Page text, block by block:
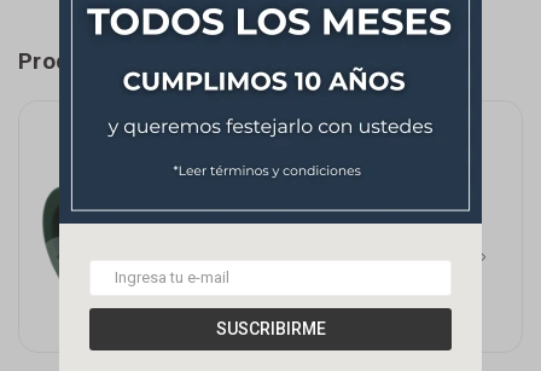
SUSCRIBIRME
Productos que te pueden interesar